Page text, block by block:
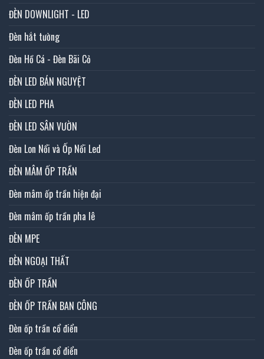
ĐÈN DOWNLIGHT - LED
Đèn hắt tường
Đèn Hồ Cá - Đèn Bãi Cỏ
ĐÈN LED BÁN NGUYỆT
ĐÈN LED PHA
ĐÈN LED SÂN VƯỜN
Đèn Lon Nổi và Ốp Nổi Led
ĐÈN MÂM ỐP TRẦN
Đèn mâm ốp trần hiện đại
Đèn mâm ốp trần pha lê
ĐÈN MPE
ĐÈN NGOẠI THẤT
ĐÈN ỐP TRẦN
ĐÈN ỐP TRẦN BAN CÔNG
Đèn ốp trần cổ điển
Đèn ốp trần cổ điển